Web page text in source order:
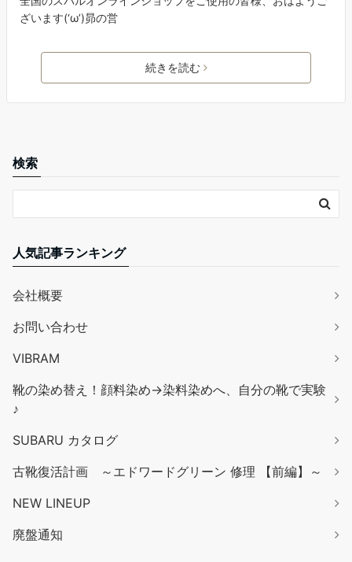
ざいます(‘ω’)昴の営
続きを読む
検索
人気記事ランキング
会社概要
お問い合わせ
VIBRAM
靴の染め替え！顔料染め→染料染めへ、自分の靴で実験
♪
SUBARU カタログ
古靴復活計画 ～エドワードグリーン 修理 【前編】～
NEW LINEUP
廃盤通知